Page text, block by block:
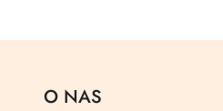
O NAS